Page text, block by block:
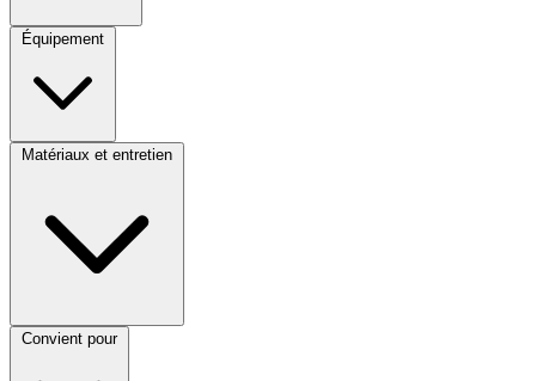
Équipement
Matériaux et entretien
Convient pour